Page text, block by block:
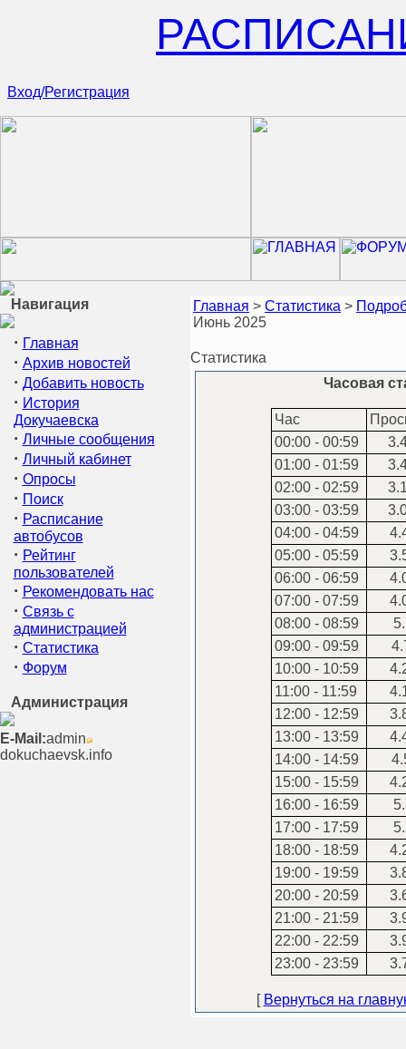
Вход/Регистрация
Навигация
· Главная
· Архив новостей
· Добавить новость
· История
Докучаевска
· Личные сообщения
· Личный кабинет
· Опросы
· Поиск
· Расписание
автобусов
· Рейтинг
пользователей
· Рекомендовать нас
· Связь с
администрацией
· Статистика
· Форум
Администрация
E-Mail:admin
dokuchaevsk.info
Главная > Статистика >
Июнь 2025
Статистика
Часовая
Час
00:00 - 00:59
01:00 - 01:59
02:00 - 02:59
03:00 - 03:59
04:00 - 04:59
05:00 - 05:59
06:00 - 06:59
07:00 - 07:59
08:00 - 08:59
09:00 - 09:59
10:00 - 10:59
11:00 - 11:59
12:00 - 12:59
13:00 - 13:59
14:00 - 14:59
15:00 - 15:59
16:00 - 16:59
17:00 - 17:59
18:00 - 18:59
19:00 - 19:59
20:00 - 20:59
21:00 - 21:59
22:00 - 22:59
23:00 - 23:59
[ Вернуться на